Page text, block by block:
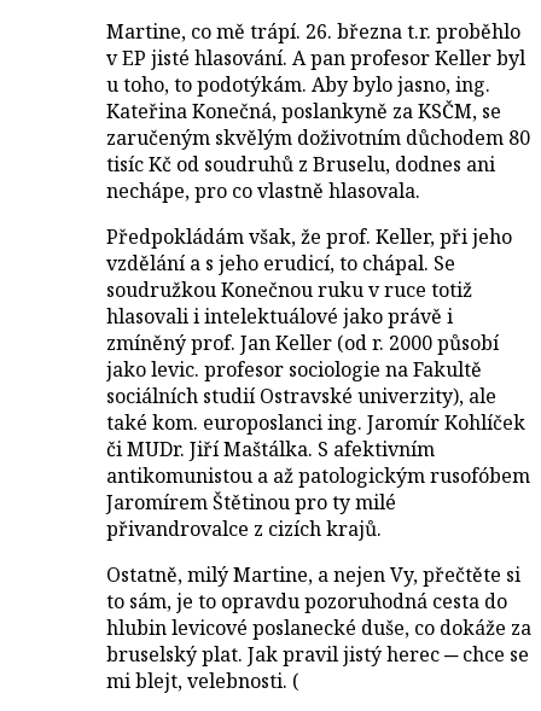
Martine, co mě trápí. 26. března t.r. proběhlo
v EP jisté hlasování. A pan profesor Keller byl
u toho, to podotýkám. Aby bylo jasno, ing.
Kateřina Konečná, poslankyně za KSČM, se
zaručeným skvělým doživotním důchodem 80
tisíc Kč od soudruhů z Bruselu, dodnes ani
nechápe, pro co vlastně hlasovala.
Předpokládám však, že prof. Keller, při jeho
vzdělání a s jeho erudicí, to chápal. Se
soudružkou Konečnou ruku v ruce totiž
hlasovali i intelektuálové jako právě i
zmíněný prof. Jan Keller (od r. 2000 působí
jako levic. profesor sociologie na Fakultě
sociálních studií Ostravské univerzity), ale
také kom. europoslanci ing. Jaromír Kohlíček
či MUDr. Jiří Maštálka. S afektivním
antikomunistou a až patologickým rusofóbem
Jaromírem Štětinou pro ty milé
přivandrovalce z cizích krajů.
Ostatně, milý Martine, a nejen Vy, přečtěte si
to sám, je to opravdu pozoruhodná cesta do
hlubin levicové poslanecké duše, co dokáže za
bruselský plat. Jak pravil jistý herec ─ chce se
mi blejt, velebnosti. (